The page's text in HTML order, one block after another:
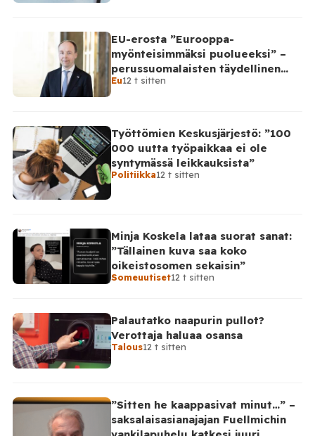
EU-erosta ”Eurooppa-
myönteisimmäksi puolueeksi” –
perussuomalaisten täydellinen
takinkääntö
Eu12 t sitten
Työttömien Keskusjärjestö: ”100
000 uutta työpaikkaa ei ole
syntymässä leikkauksista”
Politiikka12 t sitten
Minja Koskela lataa suorat sanat:
”Tällainen kuva saa koko
oikeistosomen sekaisin”
Someuutiset12 t sitten
Palautatko naapurin pullot?
Verottaja haluaa osansa
Talous12 t sitten
”Sitten he kaappasivat minut…” –
saksalaisasianajajan Fuellmichin